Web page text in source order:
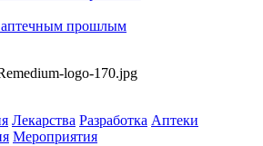
прошлым
Лекарства Разработка Аптеки
Мероприятия